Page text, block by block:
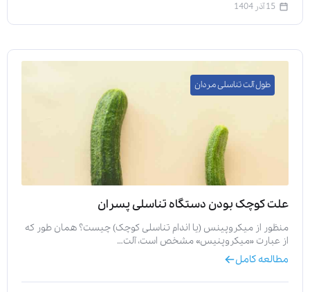
15 آذر 1404
طول آلت تناسلی مردان
علت کوچک بودن دستگاه تناسلی پسران
منظور از میکروپینس (یا اندام تناسلی کوچک) چیست؟ همان طور که
از عبارت «میکروپنیس» مشخص است، آلت…
مطالعه کامل
قدرت گرفته از همیارسیستم